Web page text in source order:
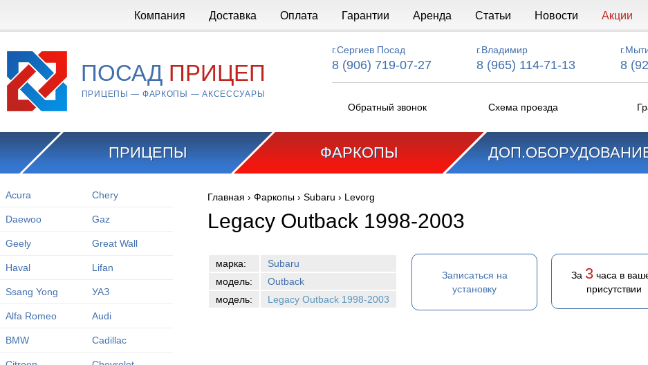
Компания Доставка Оплата Гарантии Аренда Статьи Новости Акции
ПОСАД ПРИЦЕП
ПРИЦЕПЫ — ФАРКОПЫ — АКСЕССУАРЫ
г.Сергиев Посад
8 (906) 719-07-27
г.Владимир
8 (965) 114-71-13 8
Обратный звонок Схема проезда
ПРИЦЕПЫ ФАРКОПЫ
Acura Chery
Daewoo Gaz
Geely Great Wall
Haval Lifan
Ssang Yong УАЗ
Alfa Romeo Audi
BMW Cadillac
Вы здесь
Главная › Фаркопы › Subaru › Levorg
Legacy Outback 1998-2003
марка:
Subaru
модель:
Outback
модель:
Legacy Outback 1998-2003
Записаться на
установку
За 3часа в
присутствии